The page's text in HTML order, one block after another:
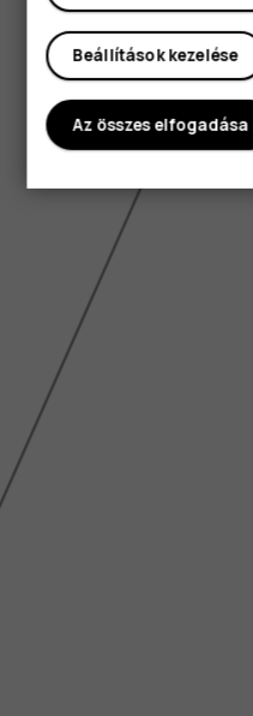
Beállítások kezelése
Az összes elfogadása